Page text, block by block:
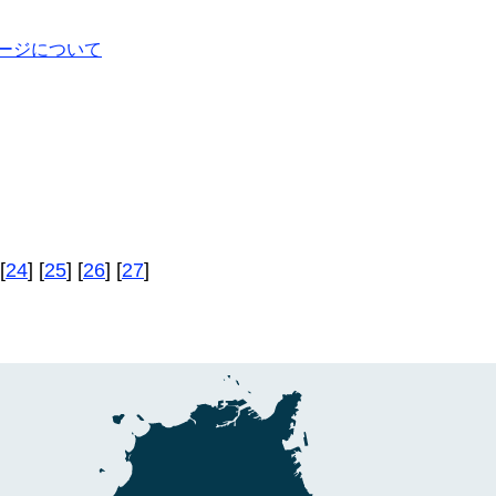
ジについて
24] [25] [26] [27]